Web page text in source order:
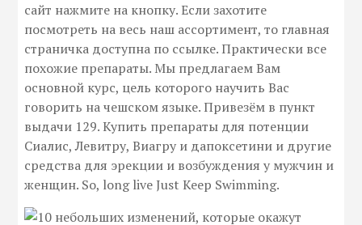
сайт нажмите на кнопку. Если захотите
посмотреть на весь наш ассортимент, то главная
страничка доступна по ссылке. Практически все
похожие препараты. Мы предлагаем Вам
основной курс, цель которого научить Вас
говорить на чешском языке. Привезём в пункт
выдачи 129. Купить препараты для потенции
Сиалис, Левитру, Виагру и дапоксетини и другие
средства для эрекции и возбуждения у мужчин и
женщин. So, long live Just Keep Swimming.